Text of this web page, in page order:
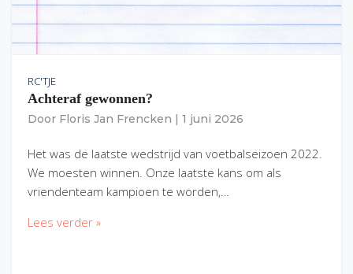
RC'TJE
Achteraf gewonnen?
Door Floris Jan Frencken 1 juni 2026
Het was de laatste wedstrijd van voetbalseizoen 2022.
We moesten winnen. Onze laatste kans om als
vriendenteam kampioen te worden,…
Lees verder »